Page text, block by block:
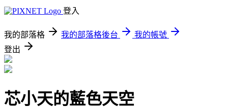
登入
我的部落格 我的部落格後台
我的帳號
登出
芯小天的藍色天空